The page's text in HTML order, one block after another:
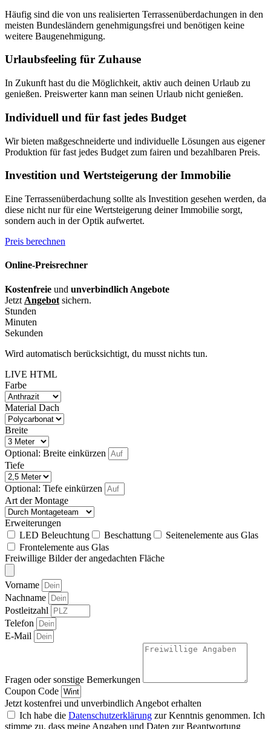
Häufig sind die von uns realisierten Terrassenüberdachungen in den
meisten Bundesländern genehmigungsfrei und benötigen keine
weitere Baugenehmigung.
Urlaubsfeeling für Zuhause
In Zukunft hast du die Möglichkeit, aktiv auch deinen Urlaub zu
genießen. Preiswerter kann man seinen Urlaub nicht genießen.
Individuell und für fast jedes Budget
Wir bieten maßgeschneiderte und individuelle Lösungen aus eigener
Produktion für fast jedes Budget zum fairen und bezahlbaren Preis.
Investition und Wertsteigerung der Immobilie
Eine Terrassenüberdachung sollte als Investition gesehen werden, da
diese nicht nur für eine Wertsteigerung deiner Immobilie sorgt,
sondern auch in der Optik aufwertet.
Preis berechnen
Online-Preisrechner
Kostenfreie und unverbindlich Angebote
Jetzt Angebot sichern.
Stunden
Minuten
Sekunden
Wird automatisch berücksichtigt, du musst nichts tun.
LIVE HTML
Farbe
Material Dach
Breite
Optional: Breite einkürzen
Tiefe
Optional: Tiefe einkürzen
Art der Montage
Erweiterungen
LED Beleuchtung
Beschattung
Seitenelemente aus Glas
Frontelemente aus Glas
Freiwillige Bilder der angedachten Fläche
Vorname
Nachname
Postleitzahl
Telefon
E-Mail
Fragen oder sonstige Bemerkungen
Coupon Code
Jetzt kostenfrei und unverbindlich Angebot erhalten
Ich habe die Datenschutzerklärung zur Kenntnis genommen. Ich
stimme zu, dass meine Angaben und Daten zur Beantwortung